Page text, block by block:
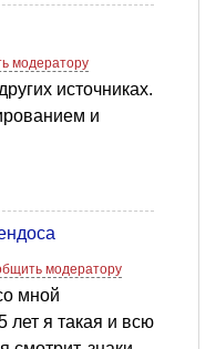
модератору
источниках.
и
модератору
мной
лет я такая и всю